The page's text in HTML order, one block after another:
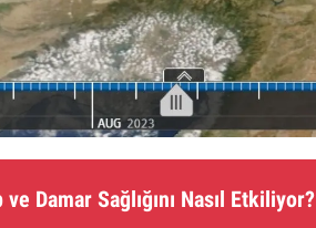
Damar Sağlığını Nasıl Etkiliyor?